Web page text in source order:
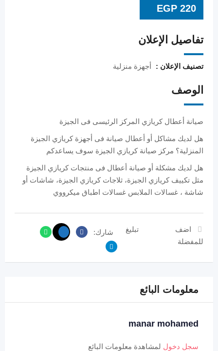
EGP 220
تفاصيل الإعلان
تصنيف الإعلان : أجهزة منزلية
الوصف
صيانة أعطال كريازي المركز الرئيسى فى الجيزة
هل لديك مشاكل أو أعطال صيانة فى أجهزة كريازي الجيزة
المنزلية؟ مركز صيانة كريازي الجيزة سوف يساعدكم
هل لديك مشكلة أو صيانة أعطال فى منتجات كريازي الجيزة
مثل تكييف كريازي الجيزة، ثلاجات كريازي الجيزة، شاشات أو
شاشة ، غسالات الملابس غسالات اطباق ميكرووي
اضف
للمفضلة
تبليغ شارك:
معلومات البائع
manar mohamed
سجل دخول لمشاهدة معلومات البائع